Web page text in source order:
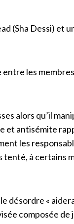
(Sha Dessi) et
les
alors qu’il
et antisémite
les
tenté, à certains
désordre «
composée de